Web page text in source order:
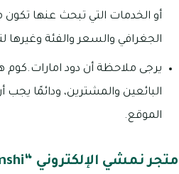
أو الخدمات التي تبحث عنها
الجغرافي والسعر والفئة
يرجى ملاحظة أن دود امارات.كوم
البائعين والمشترين، ودائمًا
الموقع.
متجر نمشي الإلكتروني “Namshi“